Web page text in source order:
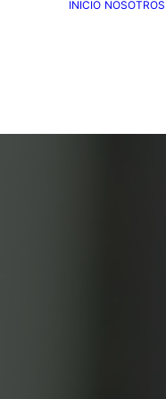
INICIO NOSOTROS